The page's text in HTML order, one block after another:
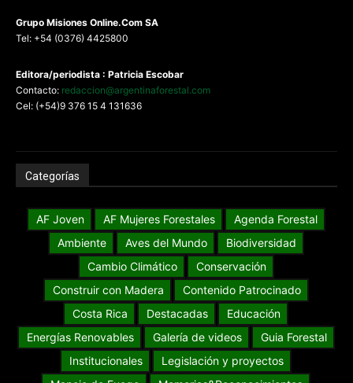
Grupo Misiones Online.Com SA
Tel: +54 (0376) 4425800
Editora/periodista : Patricia Escobar
Contacto: redaccion@argentinaforestal.com
Cel: (+54)9 376 15 4 131636
Categorías
AF Joven AF Mujeres Forestales
Agenda Forestal
Ambiente
Aves del Mundo
Biodiversidad
Cambio Climático
Conservación
Construir con Madera
Contenido Patrocinado
Costa Rica
Destacadas
Educación
Energías Renovables
Galería de videos
Guia Forestal
Institucionales
Legislación y proyectos